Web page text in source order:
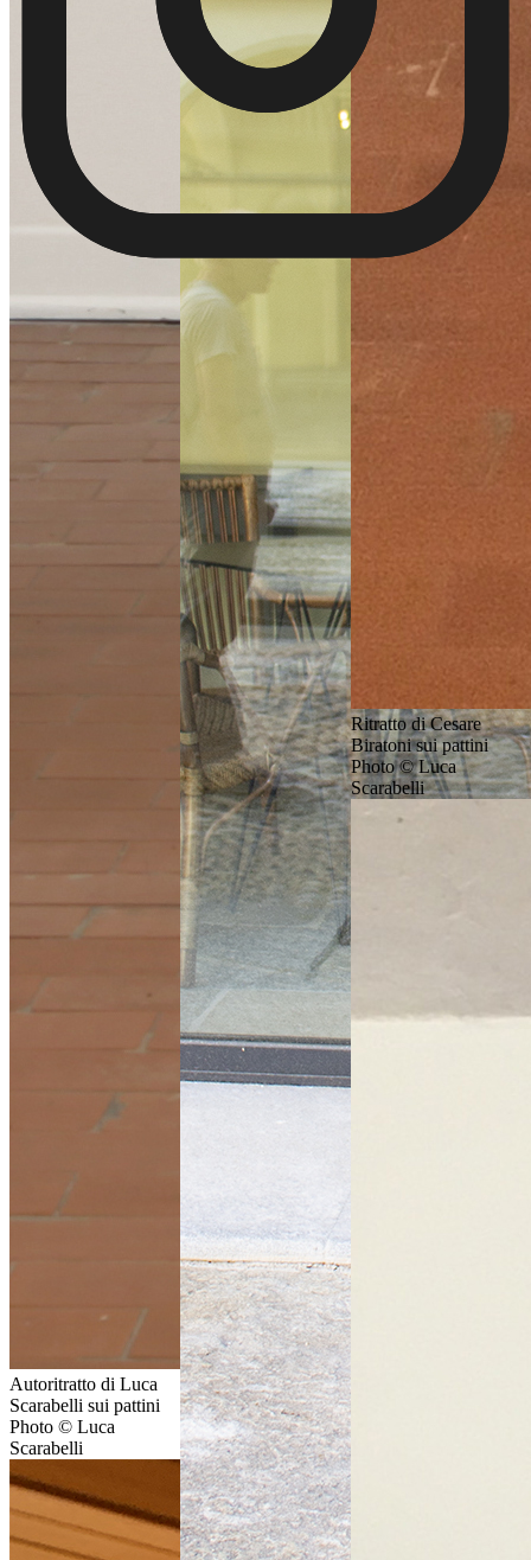
Autoritratto di Luca
Scarabelli sui pattini
Photo © Luca
Scarabelli
Ritratto di Cesare
Biratoni sui pattini
Photo © Luca
Scarabelli